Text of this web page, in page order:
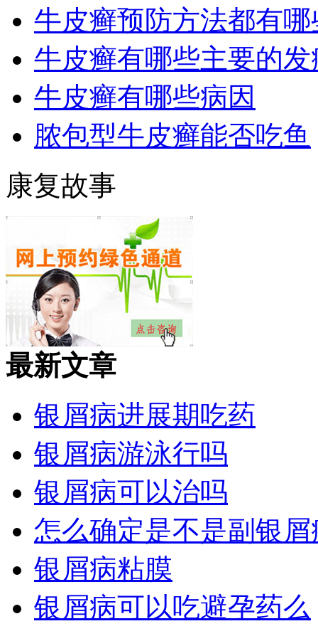
牛皮癣预防方法都有哪
牛皮癣有哪些主要的
牛皮癣有哪些病因
脓包型牛皮癣能否吃鱼
康复故事
最新文章
银屑病进展期吃药
银屑病游泳行吗
银屑病可以治吗
怎么确定是不是副银屑
银屑病粘膜
银屑病可以吃避孕药么